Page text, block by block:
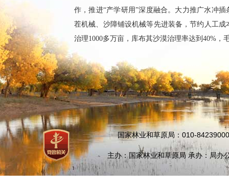
作，推进“产学研用”深度融合。大力推广水冲
茬机械、沙障铺设机械等先进装备，节约人工
治理1000多万亩，库布其沙漠治理率达到40%，
国家林业和草原局：010-
主办：国家林业和草原局 承办：局办